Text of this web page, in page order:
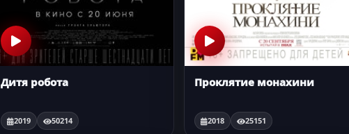
Дитя робота
2019 50214
Проклятие монахини
2018 25151